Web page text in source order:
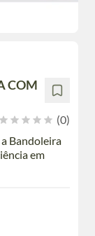
COM
(0)
Bandoleira
em